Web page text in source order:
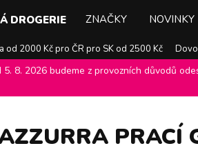
od 2000 Kč pro ČR pro SK od 2500 Kč
DROGERIE ZNAČKY NOVINKY
8. 2026 budeme z provozních důvodů
Prací prostředky
PRACÍ